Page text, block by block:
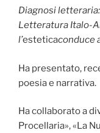
Diagnosi
Letteratura Italo-
l’esteticaconduce
Ha presentato,
poesia e narrativa.
Ha collaborato a
Procellaria», «La